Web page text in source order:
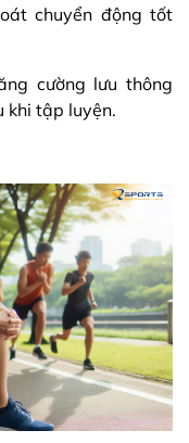
chuyển động tốt
cường lưu thông
khi tập luyện.